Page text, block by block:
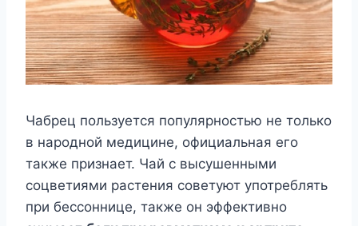
Чабрец пользуется популярностью не только
в народной медицине, официальная его
также признает. Чай с высушенными
соцветиями растения советуют употреблять
при бессоннице, также он эффективно